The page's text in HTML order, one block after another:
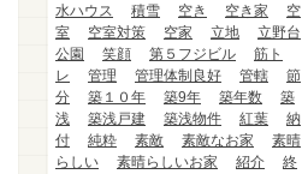
水ハウス
積雪 空き 空き家
空
室
空室対策 空家 立地
立野台
公園
笑顔 第５フジビル
筋ト
レ
管理 管理体制良好 管轄
節
分
築１０年 築9年 築年数
築
浅
築浅戸建 築浅物件 紅葉
納
付
純粋 素敵 素敵なお家
素晴
らしい
素晴らしいお家 紹介
終